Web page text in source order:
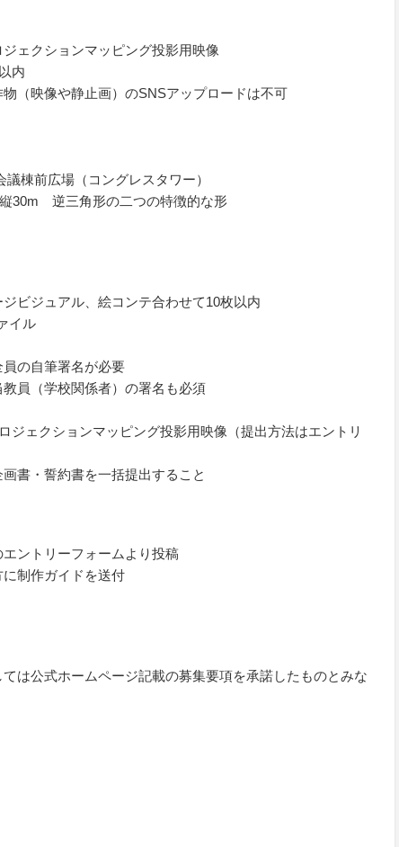
ェクションマッピング投影用映像
内
（映像や静止画）のSNSアップロードは不可
棟前広場（コングレスタワー）
30m 逆三角形の二つの特徴的な形
ビジュアル、絵コンテ合わせて10枚以内
イル
の自筆署名が必要
員（学校関係者）の署名も必須
ジェクションマッピング投影用映像（提出方法はエントリ
書・誓約書を一括提出すること
ントリーフォームより投稿
制作ガイドを送付
は公式ホームページ記載の募集要項を承諾したものとみな